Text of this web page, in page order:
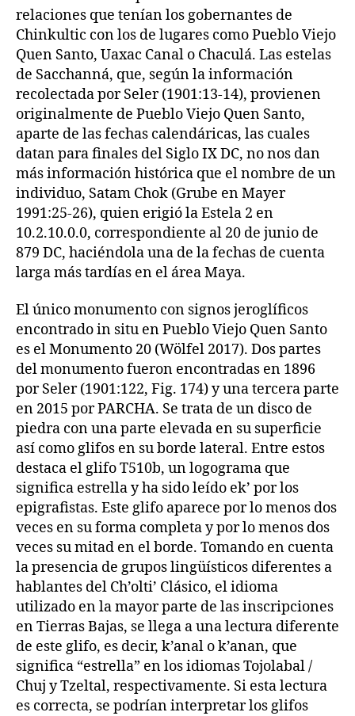
relaciones que tenían los gobernantes de
Chinkultic con los de lugares como Pueblo Viejo
Quen Santo, Uaxac Canal o Chaculá. Las estelas
de Sacchanná, que, según la información
recolectada por Seler (1901:13-14), provienen
originalmente de Pueblo Viejo Quen Santo,
aparte de las fechas calendáricas, las cuales
datan para finales del Siglo IX DC, no nos dan
más información histórica que el nombre de un
individuo, Satam Chok (Grube en Mayer
1991:25-26), quien erigió la Estela 2 en
10.2.10.0.0, correspondiente al 20 de junio de
879 DC, haciéndola una de la fechas de cuenta
larga más tardías en el área Maya.
El único monumento con signos jeroglíficos
encontrado in situ en Pueblo Viejo Quen Santo
es el Monumento 20 (Wölfel 2017). Dos partes
del monumento fueron encontradas en 1896
por Seler (1901:122, Fig. 174) y una tercera parte
en 2015 por PARCHA. Se trata de un disco de
piedra con una parte elevada en su superficie
así como glifos en su borde lateral. Entre estos
destaca el glifo T510b, un logograma que
significa estrella y ha sido leído ek’ por los
epigrafistas. Este glifo aparece por lo menos dos
veces en su forma completa y por lo menos dos
veces su mitad en el borde. Tomando en cuenta
la presencia de grupos lingüísticos diferentes a
hablantes del Ch’olti’ Clásico, el idioma
utilizado en la mayor parte de las inscripciones
en Tierras Bajas, se llega a una lectura diferente
de este glifo, es decir, k’anal o k’anan, que
significa “estrella” en los idiomas Tojolabal /
Chuj y Tzeltal, respectivamente. Si esta lectura
es correcta, se podrían interpretar los glifos